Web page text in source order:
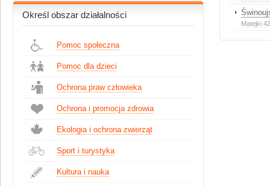
Określ obszar działalności
Pomoc społeczna
Pomoc dla dzieci
Ochrona praw człowieka
Ochrona i promocja zdrowia
Ekologia i ochrona zwierząt
Sport i turystyka
Kultura i nauka
Matejki 42